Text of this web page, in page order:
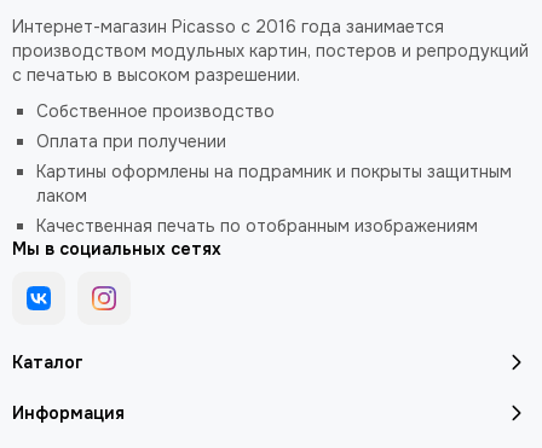
Каталог
Информация
Интернет-магазин Picasso с 2016 года занимается
производством модульных картин, постеров и репродукций
с печатью в высоком разрешении.
Собственное производство
Оплата при получении
Картины оформлены на подрамник и покрыты защитным
лаком
Качественная печать по отобранным изображениям
Мы в социальных сетях